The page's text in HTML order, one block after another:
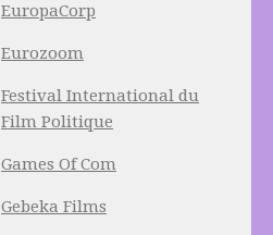
EuropaCorp
Eurozoom
Festival International du
Film Politique
Games Of Com
Gebeka Films